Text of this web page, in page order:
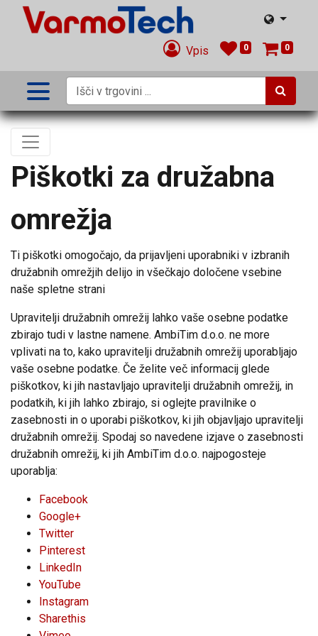
Vpis 0 0
Piškotki za družabna
omrežja
Ti piškotki omogočajo, da prijavljeni uporabniki v izbranih
družabnih omrežjih delijo in všečkajo določene vsebine
naše spletne strani
Upravitelji družabnih omrežij lahko vaše osebne podatke
zbirajo tudi v lastne namene. AmbiTim d.o.o. ne more
vplivati na to, kako upravitelji družabnih omrežij uporabljajo
vaše osebne podatke. Če želite več informacij glede
piškotkov, ki jih nastavljajo upravitelji družabnih omrežij, in
podatkih, ki jih lahko zbirajo, si oglejte pravilnike o
zasebnosti in o uporabi piškotkov, ki jih objavljajo upravitelji
družabnih omrežij. Spodaj so navedene izjave o zasebnosti
družabnih omrežij, ki jih AmbiTim d.o.o. najpogosteje
uporablja:
Facebook
Google+
Twitter
Pinterest
LinkedIn
YouTube
Instagram
Sharethis